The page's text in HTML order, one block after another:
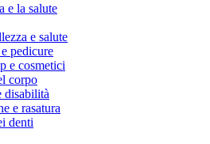
e la salute
e salute
pedicure
e cosmetici
corpo
disabilità
e rasatura
denti